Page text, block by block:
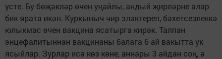
үсте. Бу бөҗәкләр өчен уңайлы, андый җирләрне алар
бик ярата икән. Куркыныч чир эләктереп, бәхетсезлеккә
юлыкмас өчен вакцина ясатырга кирәк. Талпан
энцефалитыннан вакцинаны балага 6 ай вакытта ук
ясыйлар. Зурлар исә көз көне, аннары 3 айдан соң, ә